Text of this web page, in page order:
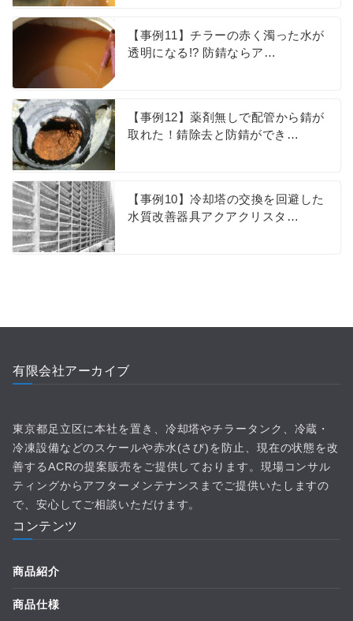
【事例11】チラーの赤く濁った水が
透明になる!? 防錆ならア…
【事例12】薬剤無しで配管から錆が
取れた！錆除去と防錆ができ…
【事例10】冷却塔の交換を回避した
水質改善器具アクアクリスタ…
有限会社アーカイブ
東京都足立区に本社を置き、冷却塔やチラータンク、冷蔵・
冷凍設備などのスケールや赤水(さび)を防止、現在の状態を改
善するACRの提案販売をご提供しております。現場コンサル
ティングからアフターメンテナンスまでご提供いたしますの
で、安心してご相談いただけます。
コンテンツ
商品紹介
商品仕様